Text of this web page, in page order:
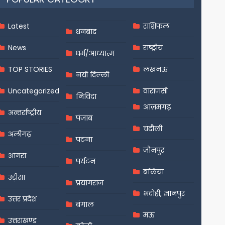
Latest
News
TOP STORIES
Uncategorized
अन्तर्राष्ट्रीय
अलीगढ़
आगरा
उड़ीसा
उत्तर प्रदेश
उत्तराखण्ड
धनबाद
धर्म/आध्यात्म
नयी दिल्ली
निविदा
पंजाब
पटना
पर्यटन
प्रयागराज
बंगाल
राशिफल
राष्ट्रीय
लखनऊ
वाराणसी
आज़मगढ़
चंदौली
जौनपुर
बलिया
भदोही, ज्ञानपुर
मऊ